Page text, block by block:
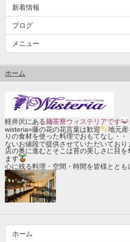
新着情報
ブログ
メニュー
ホーム
軽井沢にある麺茶寮ウィステリアです
wisteria=藤の花の花言葉は歓迎
地元
りの食材を使った料理でおもてなし・
ないお値段で提供させていただいており
店の奥に進むとそこは苔の美しさに目
ます
心に残る料理・空間・時間を皆様ととも
ホーム